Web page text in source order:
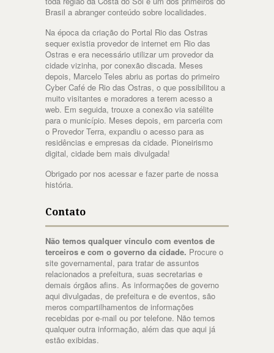
Brasil a abranger conteúdo sobre localidades.
Na época da criação do Portal Rio das Ostras
sequer existia provedor de internet em Rio das
Ostras e era necessário utilizar um provedor da
cidade vizinha, por conexão discada. Meses
depois, Marcelo Teles abriu as portas do primeiro
Cyber Café de Rio das Ostras, o que possibilitou a
muito visitantes e moradores a terem acesso a
web. Em seguida, trouxe a conexão via satélite
para o município. Meses depois, em parceria com
o Provedor Terra, expandiu o acesso para as
residências e empresas da cidade. Pioneirismo
digital, cidade bem mais divulgada!
Obrigado por nos acessar e fazer parte de nossa
história.
Contato
Não temos qualquer vínculo com eventos de
terceiros e com o governo da cidade. Procure o
site governamental, para tratar de assuntos
relacionados a prefeitura, suas secretarias e
demais órgãos afins. As informações de governo
aqui divulgadas, de prefeitura e de eventos, são
meros compartilhamentos de informações
recebidas por e-mail ou por telefone. Não temos
qualquer outra informação, além das que aqui já
estão exibidas.